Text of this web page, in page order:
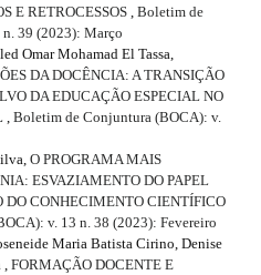
E RETROCESSOS Boletim de
39 (2023): Março
Omar Mohamad El Tassa,
DA DOCÊNCIA: A TRANSIÇÃO
DA EDUCAÇÃO ESPECIAL NO
Boletim de Conjuntura (BOCA): v.
O PROGRAMA MAIS
ESVAZIAMENTO DO PAPEL
DO CONHECIMENTO CIENTÍFICO
v. 13 n. 38 (2023): Fevereiro
Maria Batista Cirino, Denise
FORMAÇÃO DOCENTE E